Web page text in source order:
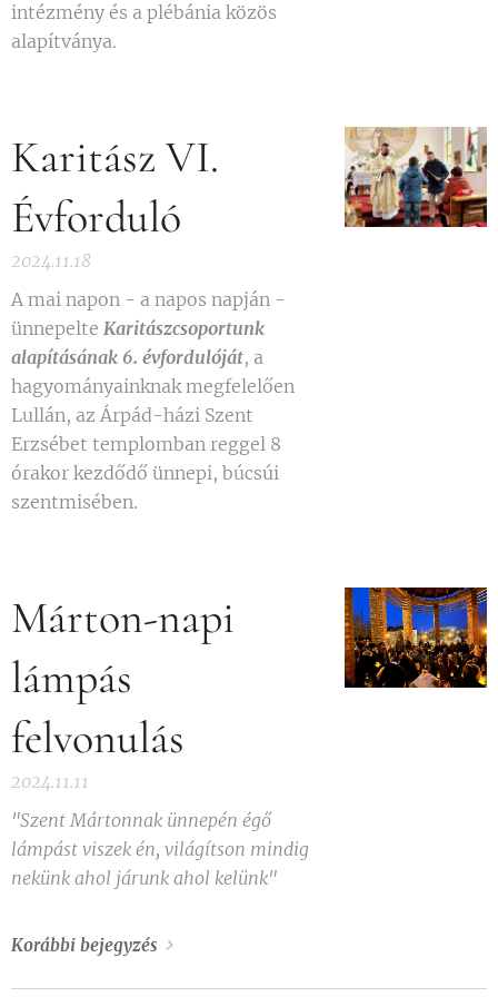
intézmény és a plébánia közös
alapítványa.
Karitász VI.
Évforduló
2024.11.18
A mai napon - a napos napján -
ünnepelte Karitászcsoportunk
alapításának 6. évfordulóját, a
hagyományainknak megfelelően
Lullán, az Árpád-házi Szent
Erzsébet templomban reggel 8
órakor kezdődő ünnepi, búcsúi
szentmisében.
Márton-napi
lámpás
felvonulás
2024.11.11
"Szent Mártonnak ünnepén égő
lámpást viszek én, világítson mindig
nekünk ahol járunk ahol kelünk"
Korábbi bejegyzés